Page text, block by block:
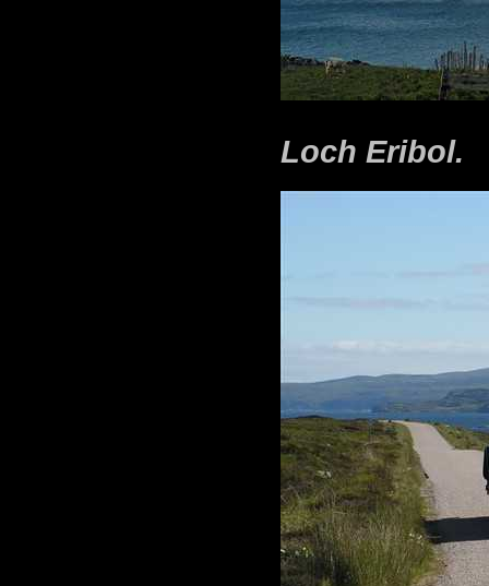
Loch Eribol.